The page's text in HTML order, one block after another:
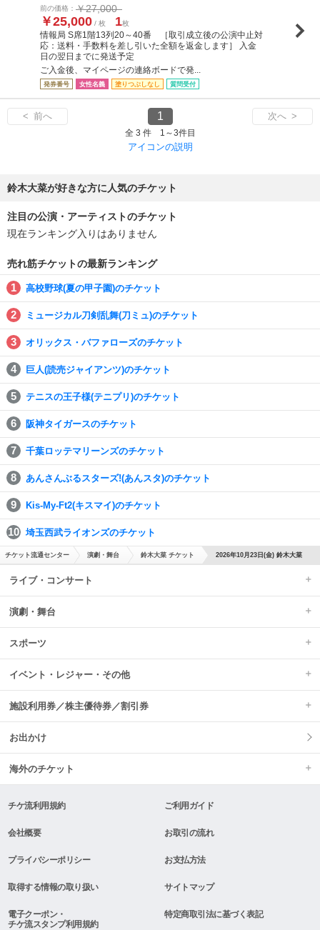
前の価格： ￥27,000
￥25,000 / 枚 1枚
情報局 S席1階13列20～40番 ［取引成立後の公演中止対
応：送料・手数料を差し引いた全額を返金します］ 入金
日の翌日までに発送予定
ご入金後、マイページの連絡ボードで発...
発券番号 女性名義 塗りつぶしなし 質問受付
< 前へ 1 次へ >
全 3 件 1～3件目
アイコンの説明
鈴木大菜が好きな方に人気のチケット
注目の公演・アーティストのチケット
現在ランキング入りはありません
売れ筋チケットの最新ランキング
高校野球(夏の甲子園)のチケット
ミュージカル刀剣乱舞(刀ミュ)のチケット
オリックス・バファローズのチケット
巨人(読売ジャイアンツ)のチケット
テニスの王子様(テニプリ)のチケット
阪神タイガースのチケット
千葉ロッテマリーンズのチケット
あんさんぶるスターズ!(あんスタ)のチケット
Kis-My-Ft2(キスマイ)のチケット
埼玉西武ライオンズのチケット
チケット流通センター 演劇・舞台 鈴木大菜 チケット 2026年10月23日(金) 鈴木大菜
ライブ・コンサート
演劇・舞台
スポーツ
イベント・レジャー・その他
施設利用券／株主優待券／割引券
お出かけ
海外のチケット
チケ流利用規約 ご利用ガイド
会社概要 お取引の流れ
プライバシーポリシー お支払方法
取得する情報の取り扱い サイトマップ
電子クーポン・
チケ流スタンプ利用規約
特定商取引法に基づく表記